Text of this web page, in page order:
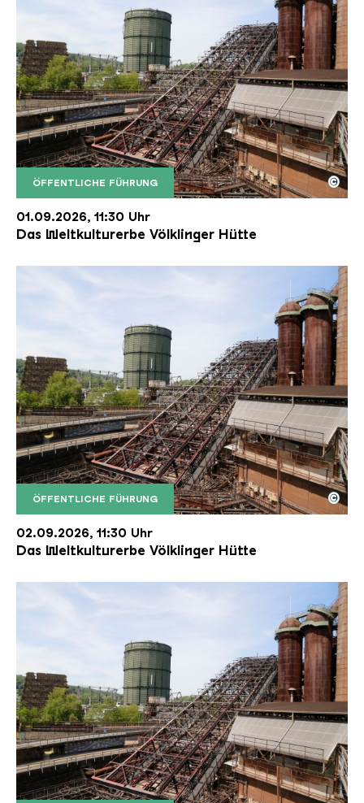
ÖFFENTLICHE FÜHRUNG
Der Erzschrägaufzug der Völklinger Hütte mit
Copyright: Weltkulturerbe Völklinger Hütte | Karl
©
01.09.2026, 11:30 Uhr
Das Weltkulturerbe Völklinger Hütte
ÖFFENTLICHE FÜHRUNG
Der Erzschrägaufzug der Völklinger Hütte mit
Copyright: Weltkulturerbe Völklinger Hütte | Karl
©
02.09.2026, 11:30 Uhr
Das Weltkulturerbe Völklinger Hütte